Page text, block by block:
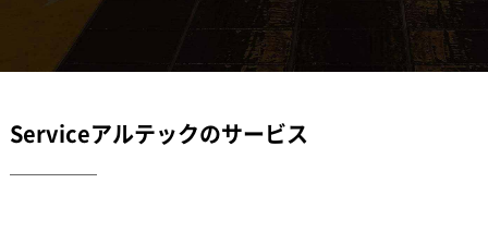
Serviceアルテックのサービス